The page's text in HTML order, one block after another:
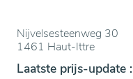
Nijvelsesteenweg 30
1461 Haut-Ittre
Laatste prijs-update :